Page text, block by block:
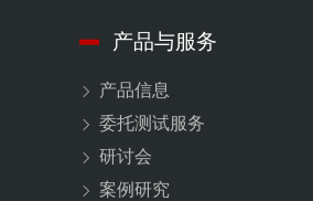
产品与服务
产品信息
委托测试服务
研讨会
案例研究